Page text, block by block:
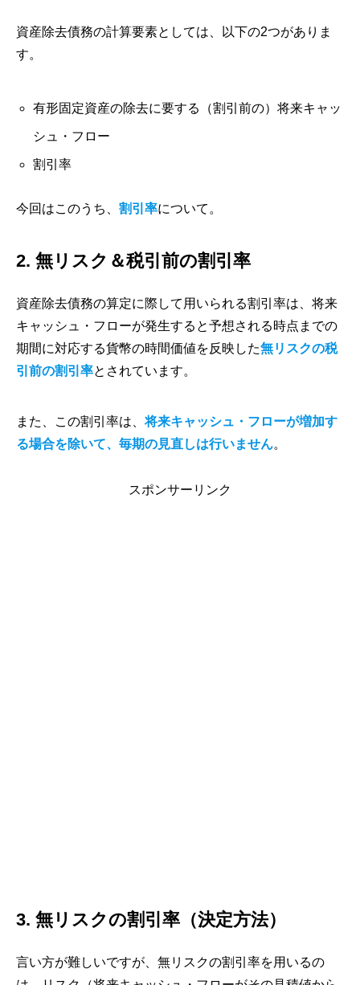
資産除去債務の計算要素としては、以下の2つがありま
す。
有形固定資産の除去に要する（割引前の）将来キャッ
シュ・フロー
割引率
今回はこのうち、 割引率について。
2. 無リスク＆税引前の割引率
資産除去債務の算定に際して用いられる割引率は、将来
キャッシュ・フローが発生すると予想される時点までの
期間に対応する貨幣の時間価値を反映した無リスクの税
引前の割引率とされています。
また、この割引率は、将来キャッシュ・フローが増加す
る場合を除いて、毎期の見直しは行いません。
スポンサーリンク
3. 無リスクの割引率（決定方法）
言い方が難しいですが、無リスクの割引率を用いるの